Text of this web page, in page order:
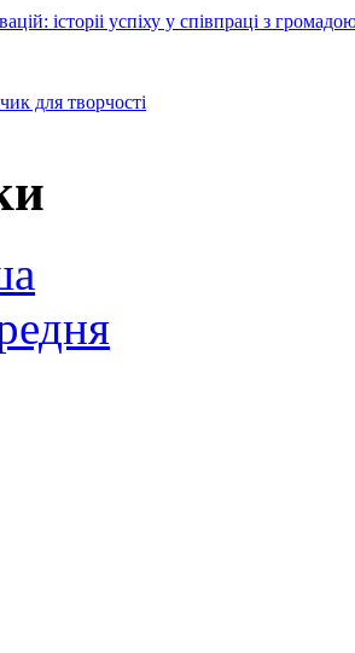
історіі успіху у співпраці з
для творчості